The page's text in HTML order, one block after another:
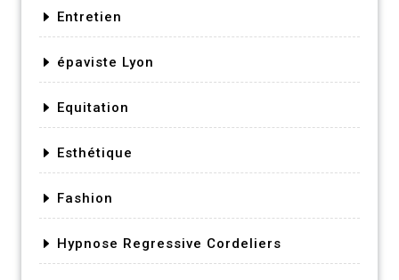
Entretien
épaviste Lyon
Equitation
Esthétique
Fashion
Hypnose Regressive Cordeliers